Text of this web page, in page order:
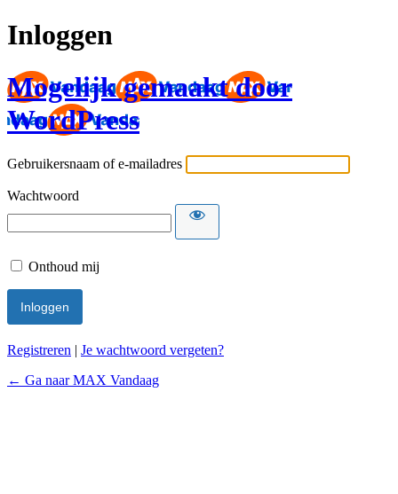
Inloggen
Mogelijk gemaakt door
WordPress
Gebruikersnaam of e-mailadres
Wachtwoord
Onthoud mij
Registreren | Je wachtwoord vergeten?
← Ga naar MAX Vandaag